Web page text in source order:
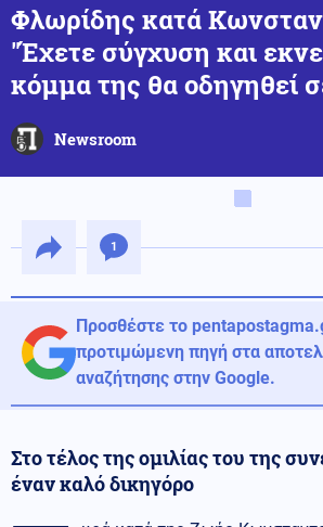
Φλωρίδης κατά
"Έχετε σύγχυση και
κόμμα της θα οδηγηθεί
Newsroom
1
Προσθέστε το
προτιμώμενη πηγή στα
αναζήτησης στην Google.
Στο τέλος της ομιλίας του της
έναν καλό δικηγόρο